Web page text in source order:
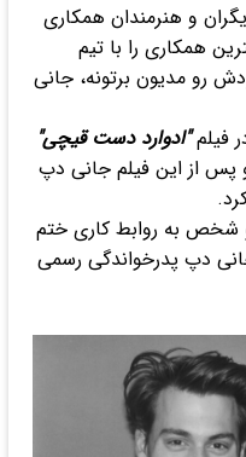
و هنرمندان همکاری
همکاری را با تیم
رو مدیون برتونه، جانی‌
فیلم"ادوارد دست قیچی"
از این فیلم جانی‌ دپ
شخص به روابط کاری ختم
دپ پدرخواندگی رسمی